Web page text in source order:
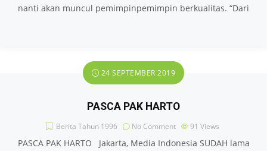
nanti akan muncul pemimpin­pemimpin berkualitas. “Dari
24 SEPTEMBER 2019
PASCA PAK HARTO
Berita Tahun 1996 No Comment 91 Views
PASCA PAK HARTO Jakarta, Media Indonesia SUDAH lama